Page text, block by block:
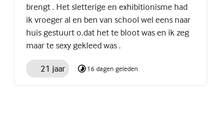
brengt . Het sletterige en exhibitionisme had
ik vroeger al en ben van school wel eens naar
huis gestuurt o.dat het te bloot was en ik zeg
maar te sexy gekleed was .
21 jaar 16 dagen geleden